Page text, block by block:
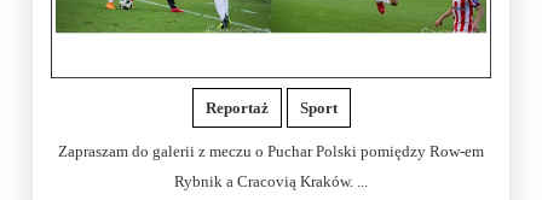
Reportaż Sport
Zapraszam do galerii z meczu o Puchar Polski pomiędzy Row-em
Rybnik a Cracovią Kraków. ...